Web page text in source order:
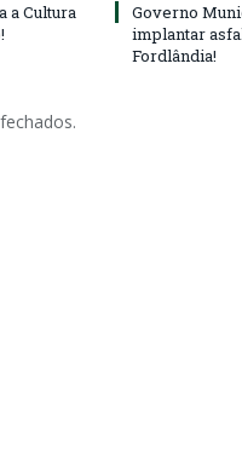
a Cultura
Governo
implantar
Fordlândia!